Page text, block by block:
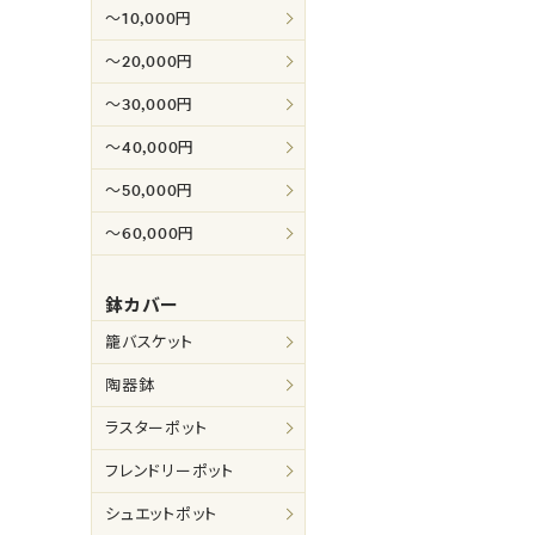
～10,000円
～20,000円
～30,000円
～40,000円
～50,000円
～60,000円
鉢カバー
籠バスケット
陶器鉢
ラスターポット
フレンドリーポット
シュエットポット